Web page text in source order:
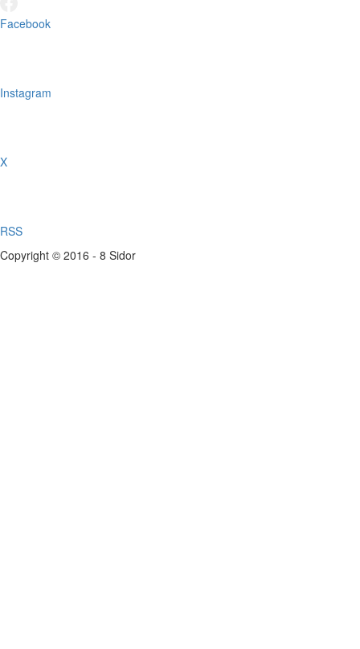
Facebook
Instagram
X
RSS
Copyright © 2016 - 8 Sidor